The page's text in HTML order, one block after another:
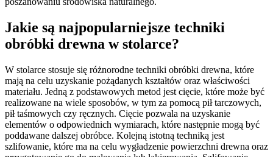
Jakie są najpopularniejsze techniki
obróbki drewna w stolarce?
W stolarce stosuje się różnorodne techniki obróbki drewna, które
mają na celu uzyskanie pożądanych kształtów oraz właściwości
materiału. Jedną z podstawowych metod jest cięcie, które może być
realizowane na wiele sposobów, w tym za pomocą pił tarczowych,
pił taśmowych czy ręcznych. Cięcie pozwala na uzyskanie
elementów o odpowiednich wymiarach, które następnie mogą być
poddawane dalszej obróbce. Kolejną istotną techniką jest
szlifowanie, które ma na celu wygładzenie powierzchni drewna oraz